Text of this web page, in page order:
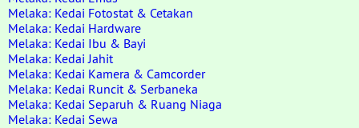
Melaka: Kedai Fotostat & Cetakan
Melaka: Kedai Hardware
Melaka: Kedai Ibu & Bayi
Melaka: Kedai Jahit
Melaka: Kedai Kamera & Camcorder
Melaka: Kedai Runcit & Serbaneka
Melaka: Kedai Separuh & Ruang Niaga
Melaka: Kedai Sewa